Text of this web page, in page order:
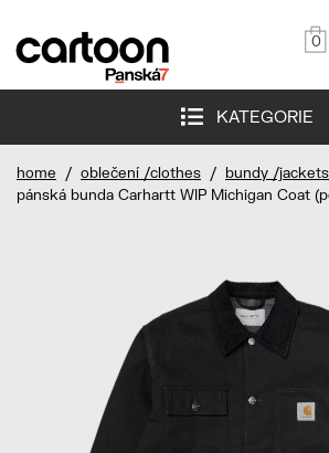
0
KATEGORIE
home / oblečení /clothes / bundy /jackets
pánská bunda Carhartt WIP Michigan Coat